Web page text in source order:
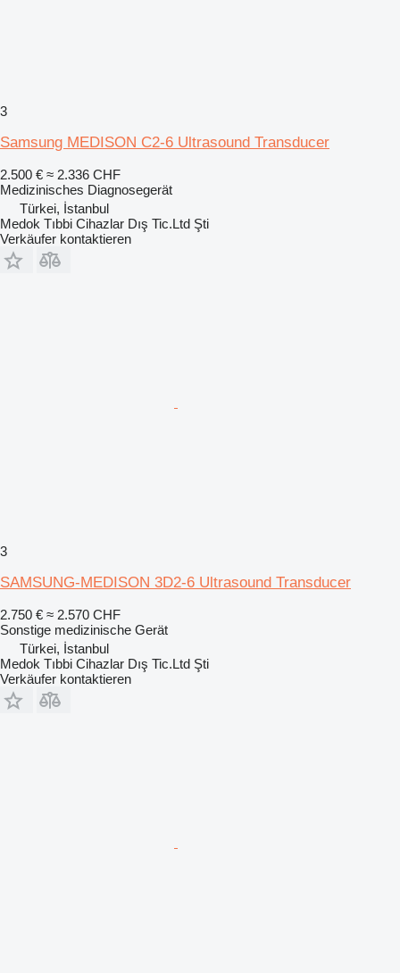
3
Samsung MEDISON C2-6 Ultrasound Transducer
2.500 € ≈ 2.336 CHF
Medizinisches Diagnosegerät
Türkei, İstanbul
Medok Tıbbi Cihazlar Dış Tic.Ltd Şti
Verkäufer kontaktieren
3
SAMSUNG-MEDISON 3D2-6 Ultrasound Transducer
2.750 € ≈ 2.570 CHF
Sonstige medizinische Gerät
Türkei, İstanbul
Medok Tıbbi Cihazlar Dış Tic.Ltd Şti
Verkäufer kontaktieren